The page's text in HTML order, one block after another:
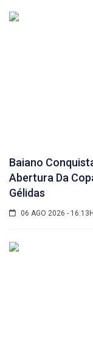
Baiano
Abertura Da
Gélidas
06 AGO 2026 - 16:13H